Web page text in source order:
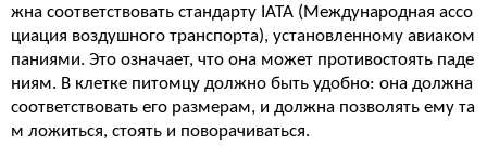
жна соответствовать стандарту IATA (Международная ассо
циация воздушного транспорта), установленному авиаком
паниями. Это означает, что она может противостоять паде
ниям. В клетке питомцу должно быть удобно: она должна
соответствовать его размерам, и должна позволять ему та
м ложиться, стоять и поворачиваться.